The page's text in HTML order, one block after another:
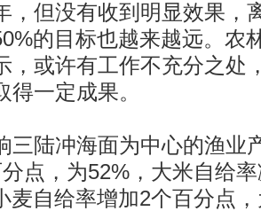
，但没有收到明显效果，
的目标也越来越远。农
，或许有工作不充分之处
一定成果。
陆冲海面为中心的渔业
点，为52%，大米自给
麦自给率增加2个百分点